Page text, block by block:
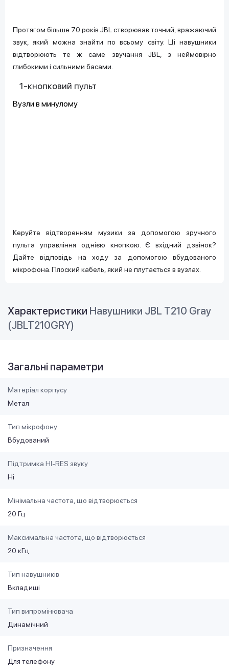
Протягом більше 70 років JBL створював точний, вражаючий
звук, який можна знайти по всьому світу. Ці навушники
відтворюють те ж саме звучання JBL, з неймовірно
глибокими і сильними басами.
1-кнопковий пульт
Вузли в минулому
Керуйте відтворенням музики за допомогою зручного
пульта управління однією кнопкою. Є вхідний дзвінок?
Дайте відповідь на ходу за допомогою вбудованого
мікрофона. Плоский кабель, який не плутається в вузлах.
Характеристики Навушники JBL T210 Gray
(JBLT210GRY)
Загальні параметри
Матеріал корпусу
Метал
Тип мікрофону
Вбудований
Підтримка HI-RES звуку
Ні
Мінімальна частота, що відтворюється
20 Гц
Максимальна частота, що відтворюється
20 кГц
Тип навушників
Вкладиші
Тип випромінювача
Динамічний
Призначення
Для телефону